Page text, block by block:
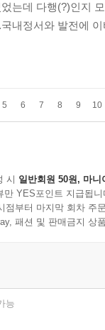
는데 다행(?)인지
내정서와 발전에
5 6 7 8 9 10
시 일반회원 50원, 마니
만 YES포인트 지급됩니
점부터 마지막 회차 주
패션 및 판매금지 상
능